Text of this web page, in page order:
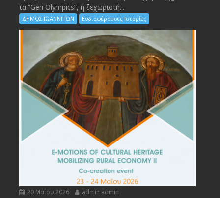
τα “Geri Olympics”, η ξεχωριστή...
ΔΗΜΟΣ ΙΩΑΝΝΙΤΩΝ Ενδιαφέρουσες Ιστορίες
20 Μαΐου 2026 admin admin